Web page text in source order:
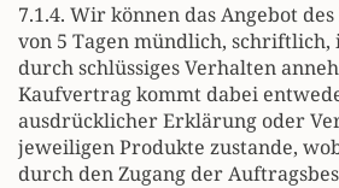
7.1.4. Wir können das Angebot
von 5 Tagen mündlich,
durch schlüssiges Verhalten
Kaufvertrag kommt dabei
ausdrücklicher Erklärung oder
jeweiligen Produkte zustande,
durch den Zugang der